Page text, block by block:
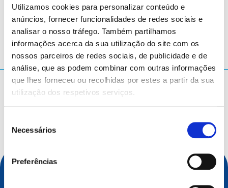
Utilizamos cookies para personalizar conteúdo e
anúncios, fornecer funcionalidades de redes sociais e
analisar o nosso tráfego. Também partilhamos
informações acerca da sua utilização do site com os
nossos parceiros de redes sociais, de publicidade e de
análise, que as podem combinar com outras informações
que lhes forneceu ou recolhidas por estes a partir da sua
utilização dos respetivos serviços.
Necessários
Preferências
- Espanha
O que procura?